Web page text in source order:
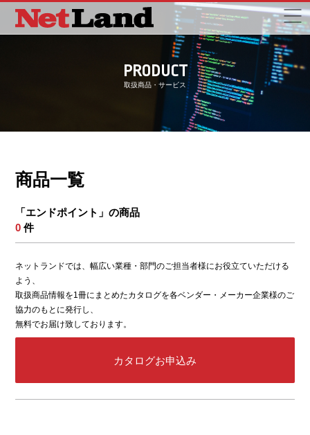
PRODUCT
取扱商品・サービス
商品一覧
「エンドポイント」の商品
0 件
ネットランドでは、幅広い業種・部門のご担当者様にお役立ていただける
よう、
取扱商品情報を1冊にまとめたカタログを各ベンダー・メーカー企業様のご
協力のもとに発行し、
無料でお届け致しております。
カタログお申込み